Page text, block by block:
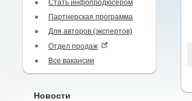
Стать инфопродюсером
Партнерская программа
Для авторов (экспертов)
Отдел продаж
Все вакансии
Новости